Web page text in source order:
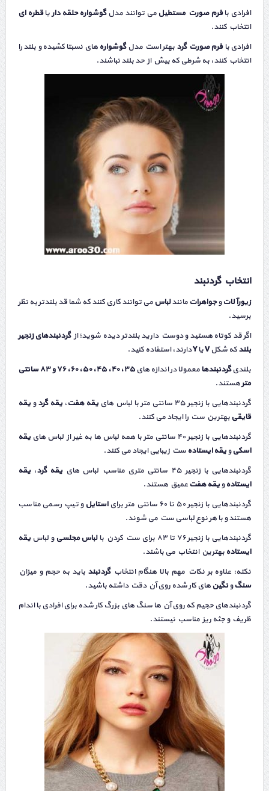
افرادی بافرم صورت مستطیل می توانند مدلگوشواره حلقه داریاقطره ای
انتخاب کنند.
افرادی بافرم صورت گرد بهتر است مدلگوشواره‌ های نسبتا کشیده و بلند را
انتخاب کنند، به شرطی که بیش از حد بلند نباشند.
انتخاب گردنبند
زیورآلاتوجواهرات مانندلباس می‌ توانند کاری کنند که شما قد بلندتر به نظر
برسید.
اگر قد کوتاه هستید و دوست دارید بلندتر دیده شوید؛ ازگردنبندهای زنجیر
بلندکه شکل VیاYدارند، استفاده کنید.
بلندیگردنبندها معمولا در اندازه های
۳۵، ۴۰، ۴۵، ۵۰، ۶۰، ۷۶ و ۸۳ سانتی
‌مترهستند.
گردنبندهایی با زنجیر ۳۵ سانتی متر با لباس‌ های
یقه هفت، یقه گردویقه
قایقی بهترین ست را ایجاد می کنند.
گردنبندهایی با زنجیر ۴۰ سانتی متر با همه لباس‌ ها به غیر از لباس های
یقه
اسکیو یقه ایستاده ست زیبایی ایجاد می کنند.
گردنبندهایی با زنجیر ۴۵ سانتی متری مناسب لباس‌ های
یقه گرد،یقه
ایستادهو یقه هفت عمیق هستند.
گردنبندهایی با زنجیر ۵۰ تا ۶۰ سانتی متر برای
استایل و تیپ رسمی مناسب
هستند و با هر نوع لباسی ست می شوند.
گردنبندهایی با زنجیر ۷۶ تا ۸۳ برای ست کردن با
لباس مجلسی و لباسیقه
ایستاده بهترین انتخاب می باشند.
نکته: علاوه بر نکات مهم بالا هنگام انتخابگردنبند باید به حجم و میزان
سنگو نگین ‌های کار شده روی آن دقت داشته باشید.
گردنبندهای حجیم که روی آن ها سنگ‌ های بزرگ کار شده برای افرادی با اندام
ظریف و جثه ریز مناسب نیستند.